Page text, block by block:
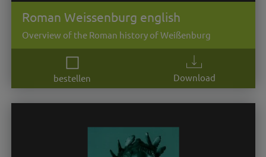
Roman Weissenburg english
Overview of the Roman history of Weißenburg
bestellen Download